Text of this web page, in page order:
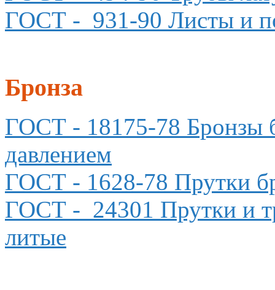
ГОСТ - 931-90 Листы и
Бронза
ГОСТ - 18175-78 Бронзы
давлением
ГОСТ - 1628-78 Прутки
ГОСТ - 24301 Прутки и
литые